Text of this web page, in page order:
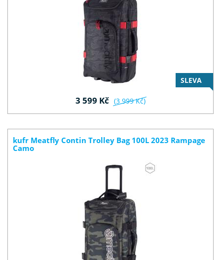
SLEVA
3 599 Kč (3 999 Kč)
kufr Meatfly Contin Trolley Bag 100L 2023 Rampage
Camo